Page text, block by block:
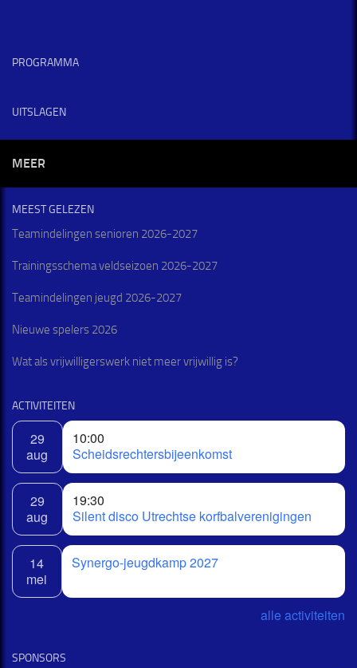
PROGRAMMA
UITSLAGEN
MEER
MEEST GELEZEN
Teamindelingen senioren 2026-2027
Trainingsschema veldseizoen 2026-2027
Teamindelingen jeugd 2026-2027
Nieuwe spelers 2026
Wat als vrijwilligerswerk niet meer vrijwillig is?
ACTIVITEITEN
29
aug
10:00
Scheidsrechtersbijeenkomst
29
aug
19:30
Silent disco Utrechtse korfbalverenigingen
14
mei
Synergo-jeugdkamp 2027
alle activiteiten
SPONSORS